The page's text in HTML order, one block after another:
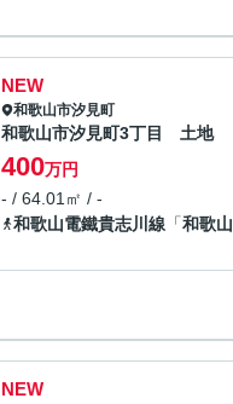
NEW
和歌山市汐見町
和歌山市汐見町3丁目 土地
400万円
- / 64.01㎡ / -
和歌山電鐵貴志川線 「和歌山
NEW